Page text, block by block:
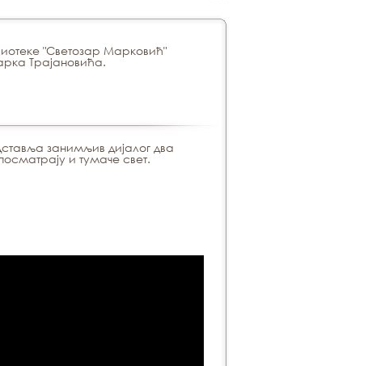
"Светозар Марковић"
Трајановића.
занимљив дијалог два
и тумаче свет.